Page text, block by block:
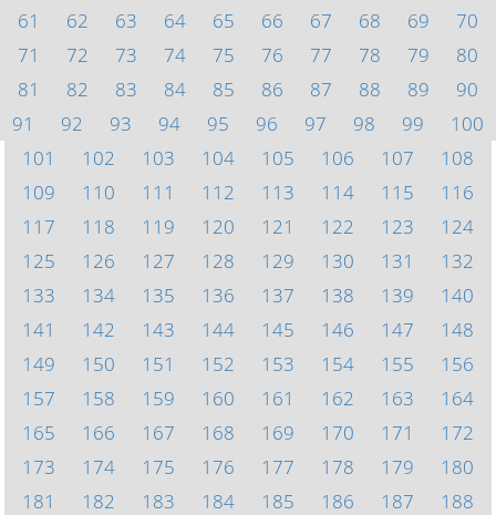
61
62 63 64 65 66 67 68 69
70
71
72 73 74 75 76 77 78 79
80
81
82 83 84 85 86 87 88 89
90
91
92 93 94 95 96 97 98 99
100
101
102 103 104 105 106 107
108
109
110 111 112 113 114 115
116
117
118 119 120 121 122 123
124
125
126 127 128 129 130 131
132
133
134 135 136 137 138 139
140
141
142 143 144 145 146 147
148
149
150 151 152 153 154 155
156
157
158 159 160 161 162 163
164
165
166 167 168 169 170 171
172
173
174 175 176 177 178 179
180
181
182 183 184 185 186 187
188